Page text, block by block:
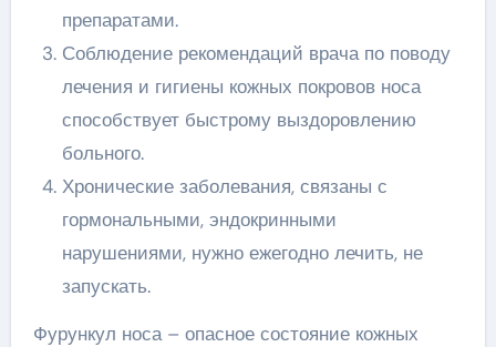
препаратами.
Соблюдение рекомендаций врача по поводу
лечения и гигиены кожных покровов носа
способствует быстрому выздоровлению
больного.
Хронические заболевания, связаны с
гормональными, эндокринными
нарушениями, нужно ежегодно лечить, не
запускать.
Фурункул носа – опасное состояние кожных